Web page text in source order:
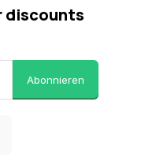
discounts
Abonnieren